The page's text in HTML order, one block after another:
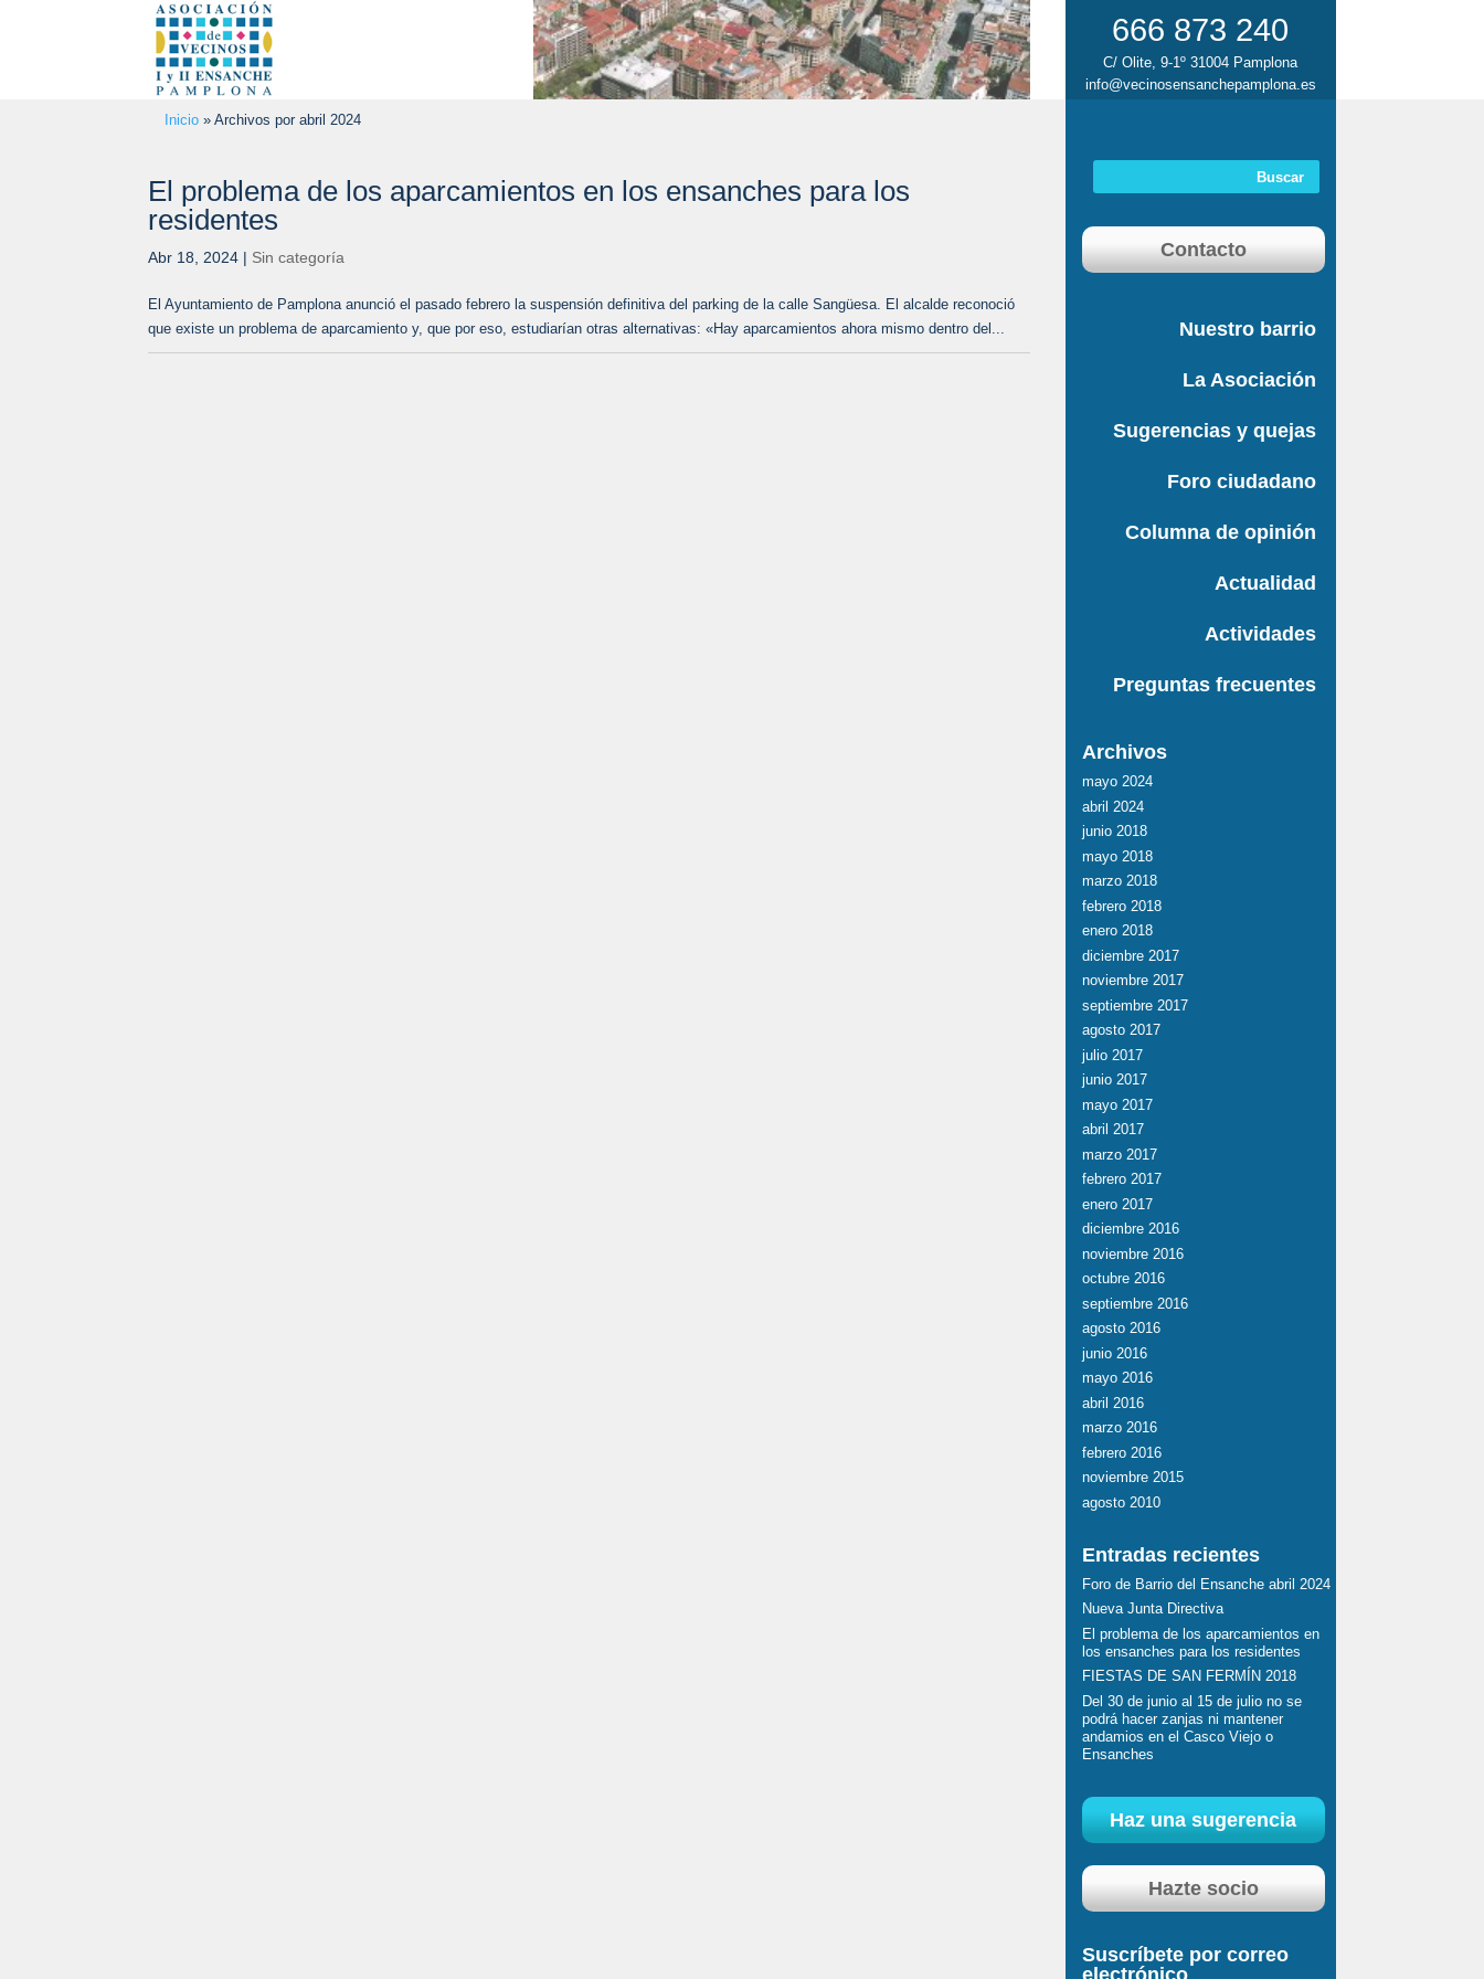
666 873 240
C/ Olite, 9-1º 31004 Pamplona
info@vecinosensanchepamplona.es
Texto2
Inicio »Archivos por abril 2024
El problema de los aparcamientos en los ensanches para los
residentes
Abr 18, 2024 | Sin categoría
El Ayuntamiento de Pamplona anunció el pasado febrero la suspensión definitiva del parking de la calle Sangüesa. El alcalde reconoció
que existe un problema de aparcamiento y, que por eso, estudiarían otras alternativas: «Hay aparcamientos ahora mismo dentro del...
Contacto
Nuestro barrio
La Asociación
Sugerencias y quejas
Foro ciudadano
Columna de opinión
Actualidad
Actividades
Preguntas frecuentes
Archivos
mayo 2024
abril 2024
junio 2018
mayo 2018
marzo 2018
febrero 2018
enero 2018
diciembre 2017
noviembre 2017
septiembre 2017
agosto 2017
julio 2017
junio 2017
mayo 2017
abril 2017
marzo 2017
febrero 2017
enero 2017
diciembre 2016
noviembre 2016
octubre 2016
septiembre 2016
agosto 2016
junio 2016
mayo 2016
abril 2016
marzo 2016
febrero 2016
noviembre 2015
agosto 2010
Entradas recientes
Foro de Barrio del Ensanche abril 2024
Nueva Junta Directiva
El problema de los aparcamientos en
los ensanches para los residentes
FIESTAS DE SAN FERMÍN 2018
Del 30 de junio al 15 de julio no se
podrá hacer zanjas ni mantener
andamios en el Casco Viejo o
Ensanches
Haz una sugerencia
Hazte socio
Suscríbete por correo
electrónico